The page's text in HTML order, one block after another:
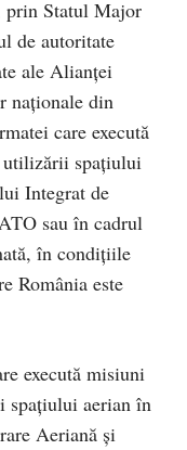
Statul Major
de autoritate
ale Alianței
naționale din
care execută
spațiului
Integrat de
sau în cadrul
în condițiile
România este
execută misiuni
spațiului aerian în
Aeriană și